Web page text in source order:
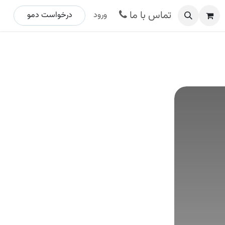
تماس با ما ورود درخواست د​​​​مو ​​​​​​​​​​